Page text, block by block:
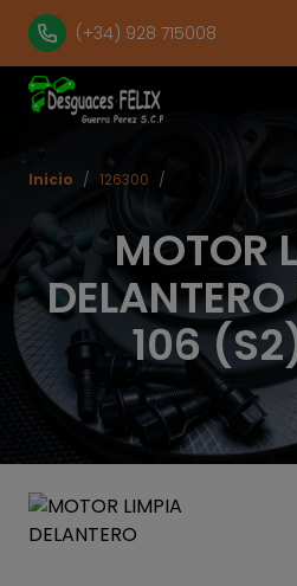
(+34) 928 715008
MOTOR
106
Inicio / 126300 /